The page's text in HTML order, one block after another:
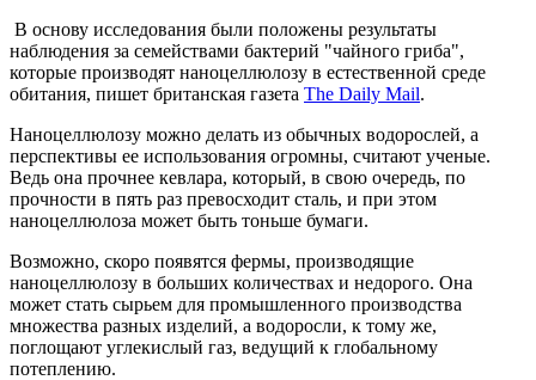
В основу исследования были положены результаты
наблюдения за семействами бактерий "чайного гриба",
которые производят наноцеллюлозу в естественной среде
обитания, пишет британская газета The Daily Mail.
Наноцеллюлозу можно делать из обычных водорослей, а
перспективы ее использования огромны, считают ученые.
Ведь она прочнее кевлара, который, в свою очередь, по
прочности в пять раз превосходит сталь, и при этом
наноцеллюлоза может быть тоньше бумаги.
Возможно, скоро появятся фермы, производящие
наноцеллюлозу в больших количествах и недорого. Она
может стать сырьем для промышленного производства
множества разных изделий, а водоросли, к тому же,
поглощают углекислый газ, ведущий к глобальному
потеплению.